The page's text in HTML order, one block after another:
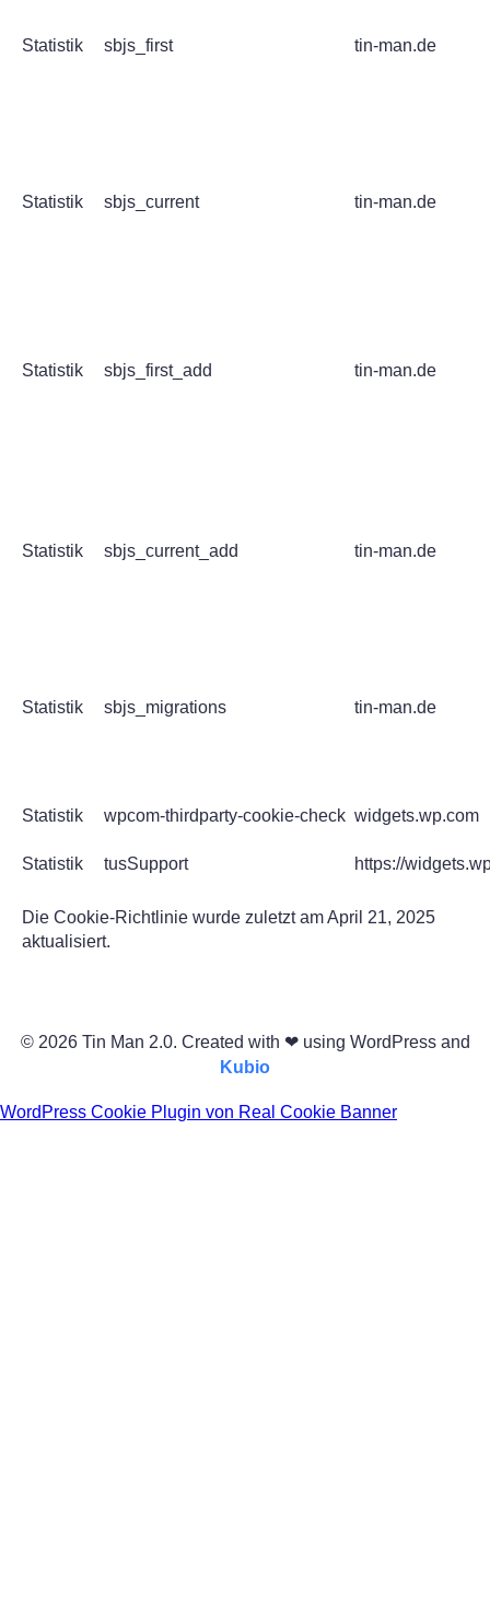
Statistik sbjs_first tin-man.de
Statistik sbjs_current tin-man.de
Statistik sbjs_first_add tin-man.de
Statistik sbjs_current_add tin-man.de
Statistik sbjs_migrations tin-man.de
Statistik wpcom-thirdparty-cookie-check widgets.wp.com
Statistik tusSupport https://
Die Cookie-Richtlinie wurde zuletzt am April 21, 2025
aktualisiert.
© 2026 Tin Man 2.0. Created with ❤ using WordPress and
Kubio
WordPress Cookie Plugin von Real Cookie Banner